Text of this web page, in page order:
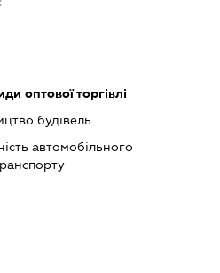
оптової торгівлі
будівель
автомобільного